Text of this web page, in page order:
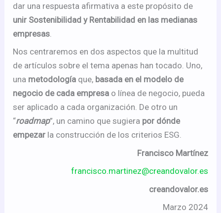
dar una respuesta afirmativa a este propósito de
unir Sostenibilidad y Rentabilidad en las medianas
empresas
Nos centraremos en dos aspectos que la multitud
de artículos sobre el tema apenas han tocado. Uno,
una metodología que, basada en el modelo de
negocio de cada empresa o línea de negocio, pueda
ser aplicado a cada organización. De otro un
“roadmap”, un camino que sugiera por dónde
empezar la construcción de los criterios ESG.
Francisco Martínez
francisco.martinez@creandovalor.es
creandovalor.es
Marzo 2024